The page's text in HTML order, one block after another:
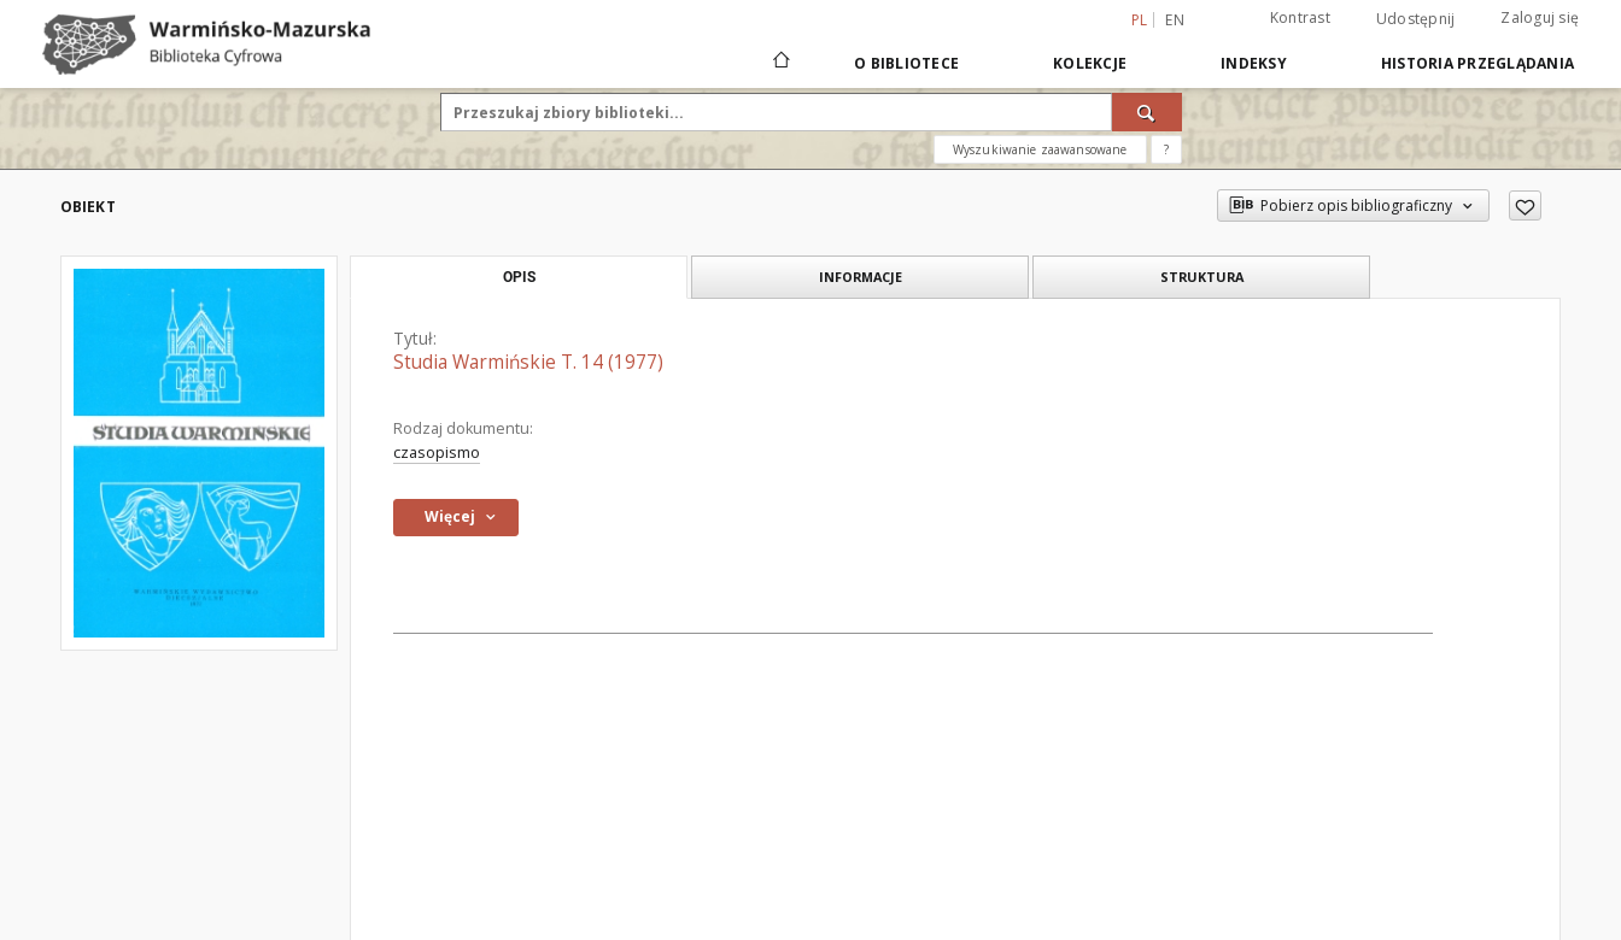
PL EN Kontrast Udostępnij Zaloguj się
O BIBLIOTECE KOLEKCJE INDEKSY HISTORIA PRZEGLĄDANIA
Wyszukiwanie zaawansowane ?
OBIEKT Pobierz opis bibliograficzny
OPIS INFORMACJE STRUKTURA
Tytuł:
Studia Warmińskie T. 14 (1977)
Rodzaj dokumentu:
czasopismo
Więcej